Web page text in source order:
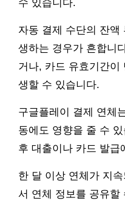
수 있습니다.
자동 결제 수단의 잔액
생하는 경우가 흔합니
거나, 카드 유효기간이
생할 수 있습니다.
구글플레이 결제 연체
동에도 영향을 줄 수
후 대출이나 카드 발급
한 달 이상 연체가 지
서 연체 정보를 공유할